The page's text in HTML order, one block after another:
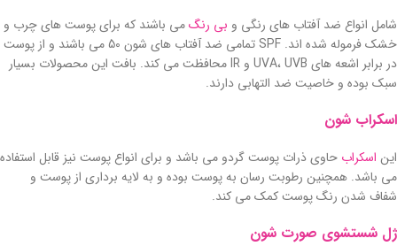
شامل انواع ضد آفتاب های رنگی و بی رنگمی باشند که برای پوست های چرب و
خشک فرموله شده اند. SPF تمامی ضد آفتاب های شون 50 می باشند و از پوست
در برابر اشعه های UVA، UVB و IR محافظت می کند. بافت این محصولات بسیار
سبک بوده و خاصیت ضد التهابی دارند.
اسکراب شون
این اسکراب حاوی ذرات پوست گردو می باشد و برای انواع پوست نیز قابل استفاده
می باشد. همچنین رطوبت رسان به پوست بوده و به لایه برداری از پوست و
شفاف شدن رنگ پوست کمک می کند.
ژل شستشوی صورت شون